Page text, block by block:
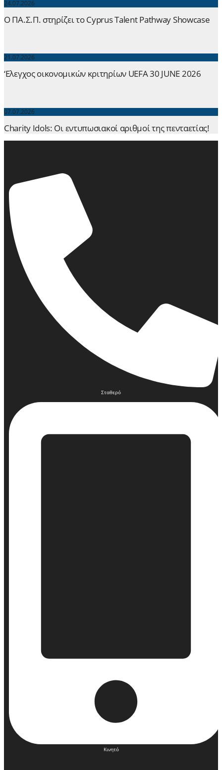
24.07.2026
Ο ΠΑ.Σ.Π. στηρίζει το Cyprus Talent Pathway Showcase
21.07.2026
‘Ελεγχος οικονομικών κριτηρίων UEFA 30 JUNE 2026
07.07.2026
Charity Idols: Οι εντυπωσιακοί αριθμοί της πενταετίας!
Σταθερό
Κινητό